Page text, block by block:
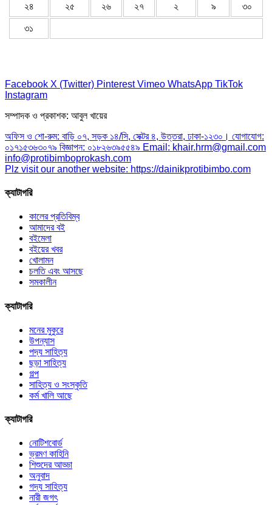
২৪ ২৫ ২৬ ২৭ ২ ৯ ৩০
৩১
Facebook X (Twitter) Pinterest Vimeo WhatsApp TikTok
Instagram
সম্পাদক ও প্রকাশক: আবুল খায়ের
অফিস ও শো-রুম: বাড়ি ০৭, সড়ক ১৪/সি, সেক্টর ৪, উত্তরা, ঢাকা-১২৩০। যোগাযোগ:
০১৭১৫৩৬৩০৭৯ বিজ্ঞাপন: ০১৮২৬৩৯৫৫৪৯ Email: khair.hrm@gmail.com
info@protibimboprokash.com
Plz visit our another website: https://dainikprotibimbo.com
ক্যাটাগরি
কালের প্রতিবিম্ব
আমাদের বই
বইমেলা
বইয়ের খবর
খোলামন
চলতি এবং আসছে
সমকালীন
ক্যাটাগরি
মনের মুকুরে
উপন্যাস
পদ্য সাহিত্য
ছড়া সাহিত্য
গল্প
সাহিত্য ও সংস্কৃতি
কর্ম খালি আছে
ক্যাটাগরি
নোটিশবোর্ড
ভ্রমণ কাহিনি
শিশুদের আড্ডা
অনুবাদ
গদ্য সাহিত্য
নারী জগৎ